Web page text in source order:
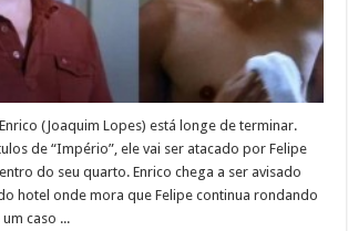
(Joaquim Lopes) está longe de terminar.
de “Império”, ele vai ser atacado por Felipe
do seu quarto. Enrico chega a ser avisado
hotel onde mora que Felipe continua rondando
um caso ...